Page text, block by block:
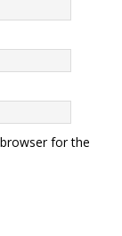
for the